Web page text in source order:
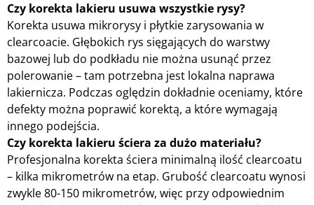
Czy korekta lakieru usuwa wszystkie rysy?
Korekta usuwa mikrorysy i płytkie zarysowania w
clearcoacie. Głębokich rys sięgających do warstwy
bazowej lub do podkładu nie można usunąć przez
polerowanie – tam potrzebna jest lokalna naprawa
lakiernicza. Podczas oględzin dokładnie oceniamy, które
defekty można poprawić korektą, a które wymagają
innego podejścia.
Czy korekta lakieru ściera za dużo materiału?
Profesjonalna korekta ściera minimalną ilość clearcoatu
– kilka mikrometrów na etap. Grubość clearcoatu wynosi
zwykle 80-150 mikrometrów, więc przy odpowiednim